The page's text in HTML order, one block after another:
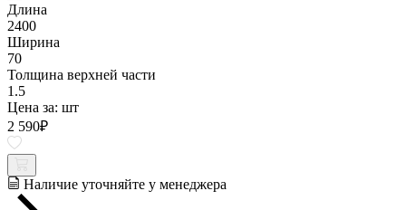
Длина
2400
Ширина
70
Толщина верхней части
1.5
Цена за: шт
2 590₽
Наличие уточняйте у менеджера